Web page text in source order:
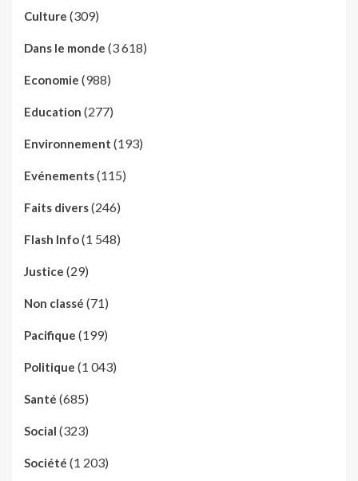
Culture (309)
Dans le monde (3 618)
Economie (988)
Education (277)
Environnement (193)
Evénements(115)
Faits divers(246)
Flash Info(1 548)
Justice (29)
Non classé (71)
Pacifique (199)
Politique (1 043)
Santé (685)
Social (323)
Société (1 203)